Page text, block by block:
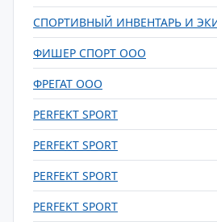
СПОРТИВНЫЙ ИНВЕНТАРЬ И
ФИШЕР СПОРТ ООО
ФРЕГАТ ООО
PERFEKT SPORT
PERFEKT SPORT
PERFEKT SPORT
PERFEKT SPORT